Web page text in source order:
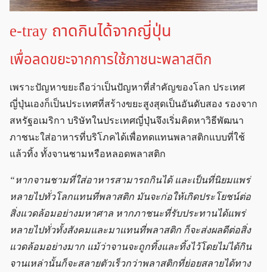
e-tray ถาดกินได้จากญี่ปุ่น
เพื่อลดขยะจากการใช้ภาชนะพลาสติก
เพราะปัญหาขยะถือว่าเป็นปัญหาที่สำคัญของโลก ประเทศ
ญี่ปุ่นเองก็เป็นประเทศที่สร้างขยะสูงสุดเป็นอันดับสอง รองจาก
สหรัฐอเมริกา บริษัทในประเทศญี่ปุ่นจึงเริ่มคิดหาวิธีพัฒนา
ภาชนะใส่อาหารที่บริโภคได้เพื่อทดแทนพลาสติกแบบที่ใช้
แล้วทิ้ง ทั้งจานชามหรือหลอดพลาสติก
“หากจานชามที่ใส่อาหารสามารถกินได้ และเป็นที่นิยมแพร่
หลายไปทั่วโลกแทนที่พลาสติก มันจะก่อให้เกิดประโยชน์ต่อ
สิ่งแวดล้อมอย่างมหาศาล หากภาชนะที่รับประทานได้แพร่
หลายไปทั่วทั้งสังคมและมาแทนที่พลาสติก ก็จะส่งผลดีต่อสิ่ง
แวดล้อมอย่างมาก แม้ว่าจานจะถูกทิ้งและทิ้งไว้โดยไม่ได้กิน
จานเหล่านั้นก็จะสลายตัวเร็วกว่าพลาสติกที่ย่อยสลายได้ทาง